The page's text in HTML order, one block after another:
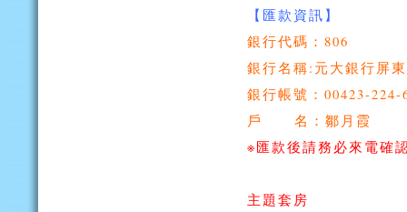
【匯款資訊】
銀行代碼： 806
銀行名稱:元大銀行屏
銀行帳號：00423-224-
戶 名 ： 鄒月霞
※匯款後請務必來電確
主題套房